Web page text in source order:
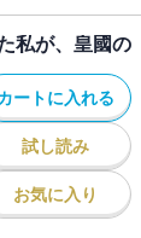
私が、皇國の
ートに入れる
試し読み
お気に入り